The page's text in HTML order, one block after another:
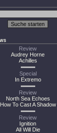
Review
Audrey Horne
Achilles
Special
In Extremo
Review
North Sea Echoes
How To Cast A Shadow
Review
Ignition
All Will Die